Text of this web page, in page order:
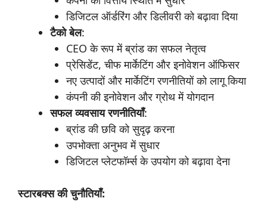
डिजिटल ऑर्डरिंग और डिलीवरी को बढ़ावा दिया
टैकोबेल:
CEO के रूप में ब्रांड का सफल नेतृत्व
प्रेसिडेंट, चीफ मार्केटिंग और इनोवेशन ऑफिसर
नए उत्पादों और मार्केटिंग रणनीतियों को लागू किया
कंपनी की इनोवेशन और ग्रोथ में योगदान
सफलव्यवसायरणनीतियाँ:
ब्रांड की छवि को सुदृढ़ करना
उपभोक्ता अनुभव में सुधार
डिजिटल प्लेटफॉर्म्स के उपयोग को बढ़ावा देना
स्टारबक्सकीचुनौतियाँ: